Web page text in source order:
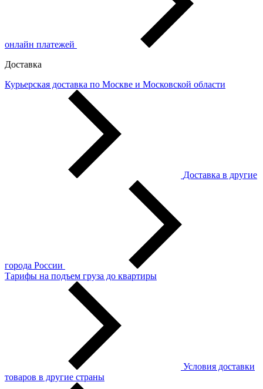
онлайн платежей
Доставка
Курьерская доставка по Москве и Московской области
Доставка в другие
города России
Тарифы на подъем груза до квартиры
Условия доставки
товаров в другие страны